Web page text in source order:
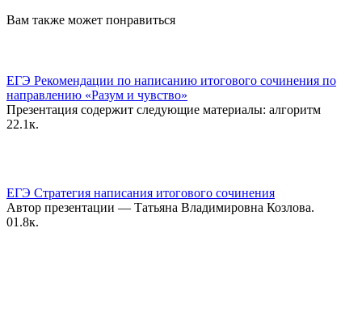
Вам также может понравиться
ЕГЭ Рекомендации по написанию итогового сочинения по
направлению «Разум и чувство»
Презентация содержит следующие материалы: алгоритм
22.1к.
ЕГЭ Стратегия написания итогового сочинения
Автор презентации — Татьяна Владимировна Козлова.
01.8к.